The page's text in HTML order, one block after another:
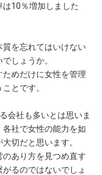
10％増加しました
質を忘れてはいけない
しょうか。
めだけに女性を管理
とです。
会社も多いとは思いま
社で女性の能力を如
切だと思います。
あり方を見つめ直す
るのではないでしょ